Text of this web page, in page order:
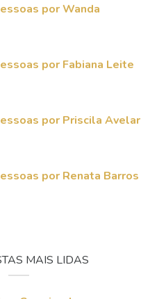
por Wanda
por Fabiana Leite
por Priscila Avelar
por Renata Barros
MAIS LIDAS